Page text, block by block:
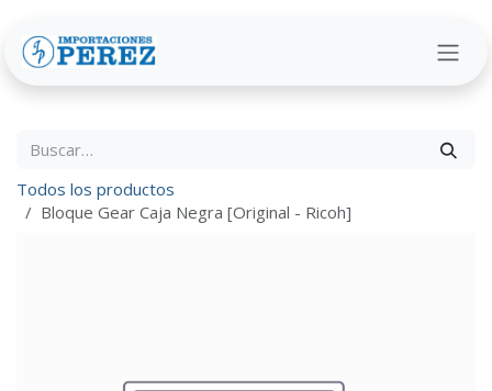
Todos los productos
Bloque Gear Caja Negra [Original - Ricoh]